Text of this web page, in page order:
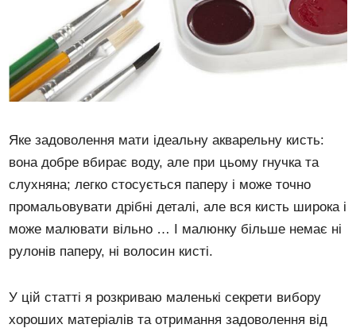
Яке задоволення мати ідеальну акварельну кисть:
вона добре вбирає воду, але при цьому гнучка та
слухняна; легко стосується паперу і може точно
промальовувати дрібні деталі, але вся кисть широка і
може малювати вільно … І малюнку більше немає ні
рулонів паперу, ні волосин кисті.
У цій статті я розкриваю маленькі секрети вибору
хороших матеріалів та отримання задоволення від